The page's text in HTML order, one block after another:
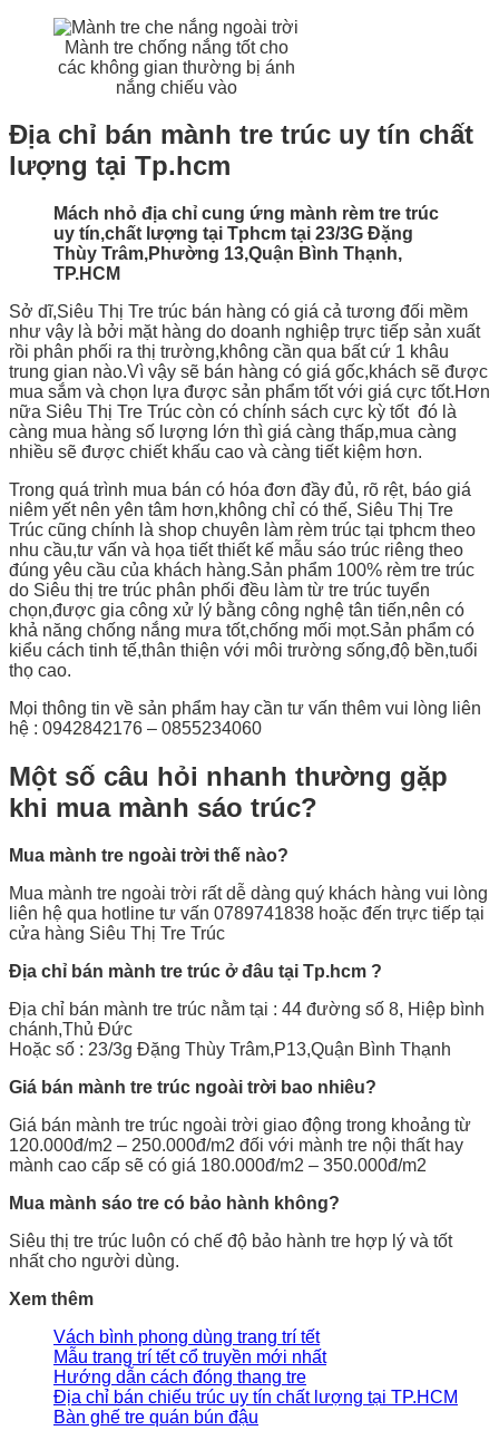
Mành tre chống nắng tốt cho
các không gian thường bị ánh
nắng chiếu vào
Địa chỉ bán mành tre trúc uy tín chất
lượng tại Tp.hcm
Mách nhỏ địa chỉ cung ứng mành rèm tre trúc
uy tín,chất lượng tại Tphcm tại 23/3G Đặng
Thùy Trâm,Phường 13,Quận Bình Thạnh,
TP.HCM
Sở dĩ,Siêu Thị Tre trúc bán hàng có giá cả tương đối mềm
như vậy là bởi mặt hàng do doanh nghiệp trực tiếp sản xuất
rồi phân phối ra thị trường,không cần qua bất cứ 1 khâu
trung gian nào.Vì vậy sẽ bán hàng có giá gốc,khách sẽ được
mua sắm và chọn lựa được sản phẩm tốt với giá cực tốt.Hơn
nữa Siêu Thị Tre Trúc còn có chính sách cực kỳ tốt đó là
càng mua hàng số lượng lớn thì giá càng thấp,mua càng
nhiều sẽ được chiết khấu cao và càng tiết kiệm hơn.
Trong quá trình mua bán có hóa đơn đầy đủ, rõ rệt, báo giá
niêm yết nên yên tâm hơn,không chỉ có thế, Siêu Thị Tre
Trúc cũng chính là shop chuyên làm rèm trúc tại tphcm theo
nhu cầu,tư vấn và họa tiết thiết kế mẫu sáo trúc riêng theo
đúng yêu cầu của khách hàng.Sản phẩm 100% rèm tre trúc
do Siêu thị tre trúc phân phối đều làm từ tre trúc tuyển
chọn,được gia công xử lý bằng công nghệ tân tiến,nên có
khả năng chống nắng mưa tốt,chống mối mọt.Sản phẩm có
kiểu cách tinh tế,thân thiện với môi trường sống,độ bền,tuổi
thọ cao.
Mọi thông tin về sản phẩm hay cần tư vấn thêm vui lòng liên
hệ : 0942842176 – 0855234060
Một số câu hỏi nhanh thường gặp
khi mua mành sáo trúc?
Mua mành tre ngoài trời thế nào?
Mua mành tre ngoài trời rất dễ dàng quý khách hàng vui lòng
liên hệ qua hotline tư vấn 0789741838 hoặc đến trực tiếp tại
cửa hàng Siêu Thị Tre Trúc
Địa chỉ bán mành tre trúc ở đâu tại Tp.hcm ?
Địa chỉ bán mành tre trúc nằm tại : 44 đường số 8, Hiệp bình
chánh,Thủ Đức
Hoặc số : 23/3g Đặng Thùy Trâm,P13,Quận Bình Thạnh
Giá bán mành tre trúc ngoài trời bao nhiêu?
Giá bán mành tre trúc ngoài trời giao động trong khoảng từ
120.000đ/m2 – 250.000đ/m2 đối với mành tre nội thất hay
mành cao cấp sẽ có giá 180.000đ/m2 – 350.000đ/m2
Mua mành sáo tre có bảo hành không?
Siêu thị tre trúc luôn có chế độ bảo hành tre hợp lý và tốt
nhất cho người dùng.
Xem thêm
Vách bình phong dùng trang trí tết
Mẫu trang trí tết cổ truyền mới nhất
Hướng dẫn cách đóng thang tre
Địa chỉ bán chiếu trúc uy tín chất lượng tại TP.HCM
Bàn ghế tre quán bún đậu